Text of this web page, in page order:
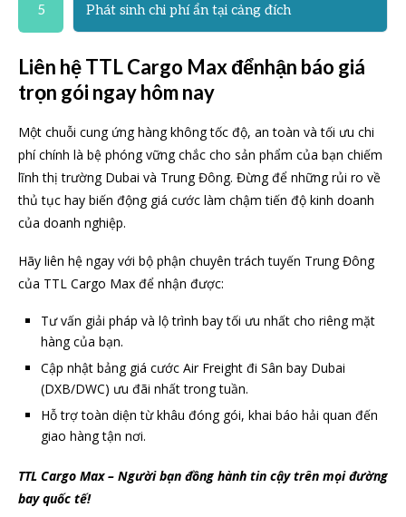
5 Phát sinh chi phí ẩn tại cảng đích
Liên hệ TTL Cargo Max đểnhận báo giá
trọn gói ngay hôm nay
Một chuỗi cung ứng hàng không tốc độ, an toàn và tối ưu chi
phí chính là bệ phóng vững chắc cho sản phẩm của bạn chiếm
lĩnh thị trường Dubai và Trung Đông. Đừng để những rủi ro về
thủ tục hay biến động giá cước làm chậm tiến độ kinh doanh
của doanh nghiệp.
Hãy liên hệ ngay với bộ phận chuyên trách tuyến Trung Đông
của TTL Cargo Max để nhận được:
Tư vấn giải pháp và lộ trình bay tối ưu nhất cho riêng mặt
hàng của bạn.
Cập nhật bảng giá cước Air Freight đi Sân bay Dubai
(DXB/DWC) ưu đãi nhất trong tuần.
Hỗ trợ toàn diện từ khâu đóng gói, khai báo hải quan đến
giao hàng tận nơi.
TTL Cargo Max – Người bạn đồng hành tin cậy trên mọi đường
bay quốc tế!